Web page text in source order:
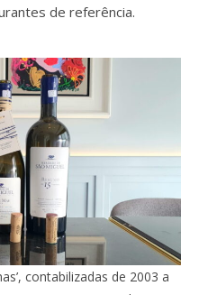
de referência.
contabilizadas de 2003 a